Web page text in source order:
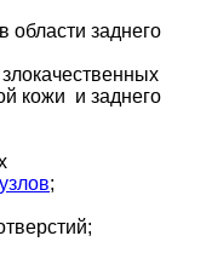
области заднего
кожи и заднего
;